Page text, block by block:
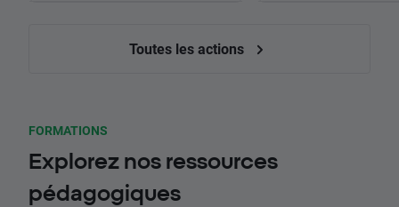
Toutes les actions
FORMATIONS
Explorez nos ressources
pédagogiques